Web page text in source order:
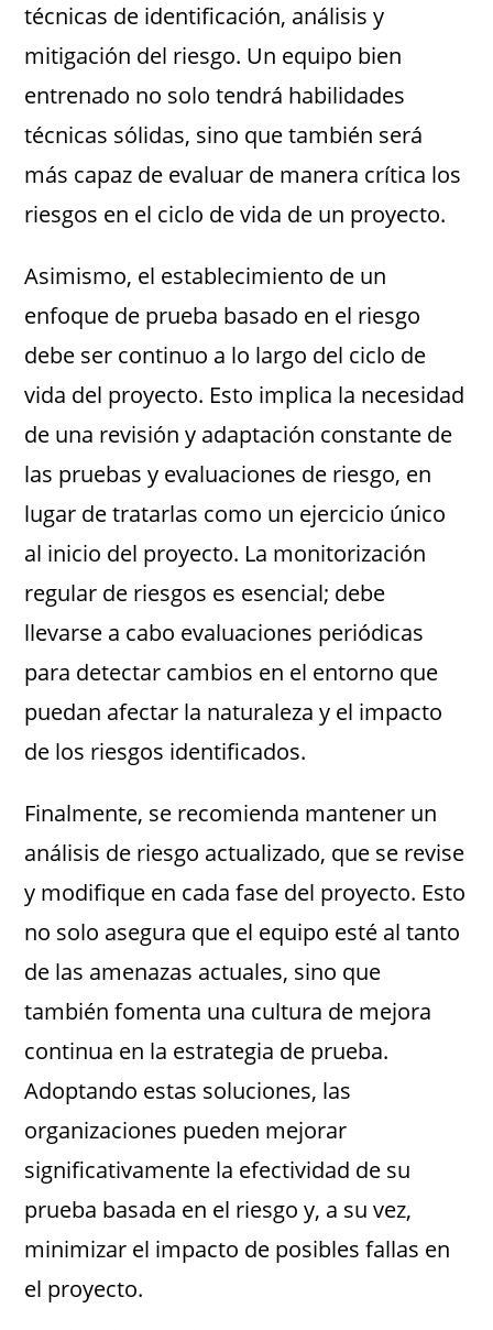
técnicas de identificación, análisis y
mitigación del riesgo. Un equipo bien
entrenado no solo tendrá habilidades
técnicas sólidas, sino que también será
más capaz de evaluar de manera crítica los
riesgos en el ciclo de vida de un proyecto.
Asimismo, el establecimiento de un
enfoque de prueba basado en el riesgo
debe ser continuo a lo largo del ciclo de
vida del proyecto. Esto implica la necesidad
de una revisión y adaptación constante de
las pruebas y evaluaciones de riesgo, en
lugar de tratarlas como un ejercicio único
al inicio del proyecto. La monitorización
regular de riesgos es esencial; debe
llevarse a cabo evaluaciones periódicas
para detectar cambios en el entorno que
puedan afectar la naturaleza y el impacto
de los riesgos identificados.
Finalmente, se recomienda mantener un
análisis de riesgo actualizado, que se revise
y modifique en cada fase del proyecto. Esto
no solo asegura que el equipo esté al tanto
de las amenazas actuales, sino que
también fomenta una cultura de mejora
continua en la estrategia de prueba.
Adoptando estas soluciones, las
organizaciones pueden mejorar
significativamente la efectividad de su
prueba basada en el riesgo y, a su vez,
minimizar el impacto de posibles fallas en
el proyecto.